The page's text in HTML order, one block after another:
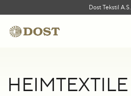
Dost Tekstil A.S.
HEIMTEXTILE